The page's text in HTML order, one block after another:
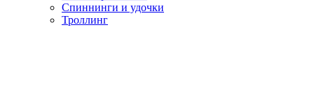
Спиннинги и удочки
Троллинг